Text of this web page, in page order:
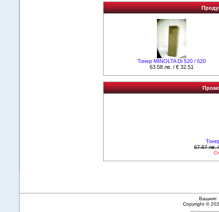
Тонер MINOLTA Di 520 / 620
63.58 лв. / € 32.51
67.67 лв.
Вашият
Copyright ©